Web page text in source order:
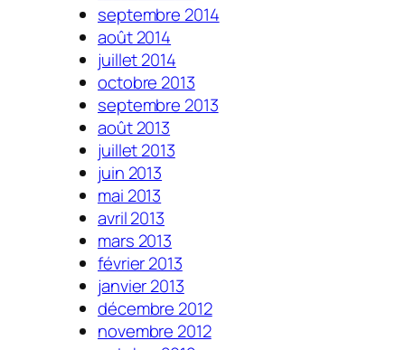
septembre 2014
août 2014
juillet 2014
octobre 2013
septembre 2013
août 2013
juillet 2013
juin 2013
mai 2013
avril 2013
mars 2013
février 2013
janvier 2013
décembre 2012
novembre 2012